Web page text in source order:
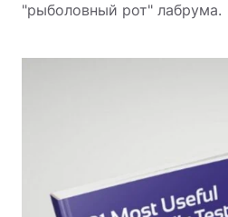
"рыболовный рот" лабрума.